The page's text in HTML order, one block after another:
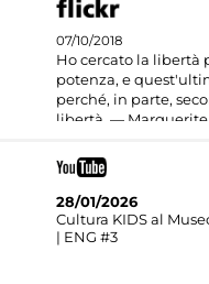
07/10/2018
Ho cercato la libertà
potenza, e
perché, in parte,
libertà. — Marguerite
28/01/2026
Cultura KIDS al
| ENG #3